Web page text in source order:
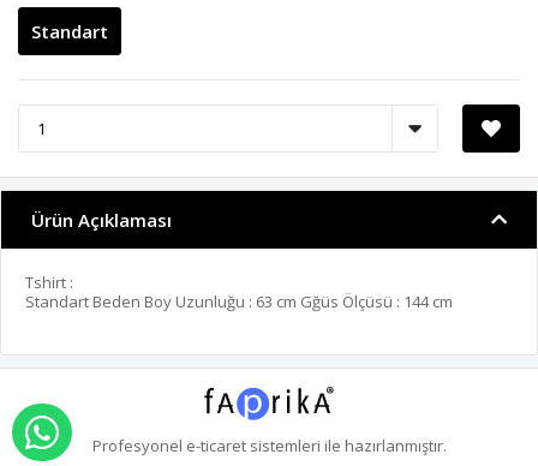
Standart
Ürün Açıklaması
Tshirt :
Standart Beden Boy Uzunluğu : 63 cm Gğüs Ölçüsü : 144 cm
Profesyonel e-ticaretsistemleri ile hazırlanmıştır.